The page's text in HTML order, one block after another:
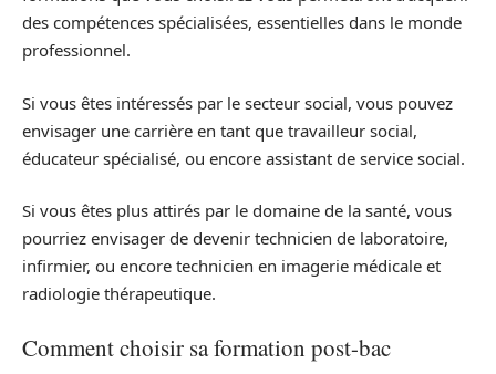
des compétences spécialisées, essentielles dans le monde
professionnel.
Si vous êtes intéressés par le secteur social, vous pouvez
envisager une carrière en tant que travailleur social,
éducateur spécialisé, ou encore assistant de service social.
Si vous êtes plus attirés par le domaine de la santé, vous
pourriez envisager de devenir technicien de laboratoire,
infirmier, ou encore technicien en imagerie médicale et
radiologie thérapeutique.
Comment choisir sa formation post-bac